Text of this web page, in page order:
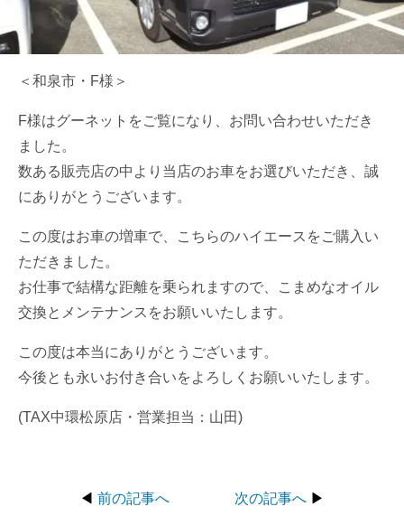
＜和泉市・F様＞
F様はグーネットをご覧になり、お問い合わせいただき
ました。
数ある販売店の中より当店のお車をお選びいただき、誠
にありがとうございます。
この度はお車の増車で、こちらのハイエースをご購入い
ただきました。
お仕事で結構な距離を乗られますので、こまめなオイル
交換とメンテナンスをお願いいたします。
この度は本当にありがとうございます。
今後とも永いお付き合いをよろしくお願いいたします。
(TAX中環松原店・営業担当：山田)
◀ 前の記事へ 次の記事へ ▶